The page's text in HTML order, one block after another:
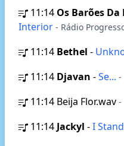
11:14 Os Barões
Interior - Rádio
11:14 Bethel -
11:14 Djavan -Se... -
11:14 Beija Flor.wav -
11:14 Jackyl -I